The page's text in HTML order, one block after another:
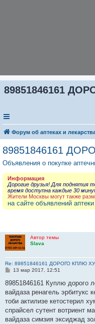
89851846161
Форум об аптеках и
89851846161
Объявления о покупке
Информация
Дорогие друзья! Для поднятия
время доступна каждые 30
Жители Москвы могут также
на сайте объявлений
Автор темы
Slava
Re: 89851846161 ДОРОГО КПЛЮ
С
о
щ
е
и
е
13 мар 2017, 12:51
89851846161 Куплю дорого
вайдаза ренагель эрбитукс
тоби актилизе кетостерил
спрайсел сутент вотриент
вайдаза симзия эксиджад